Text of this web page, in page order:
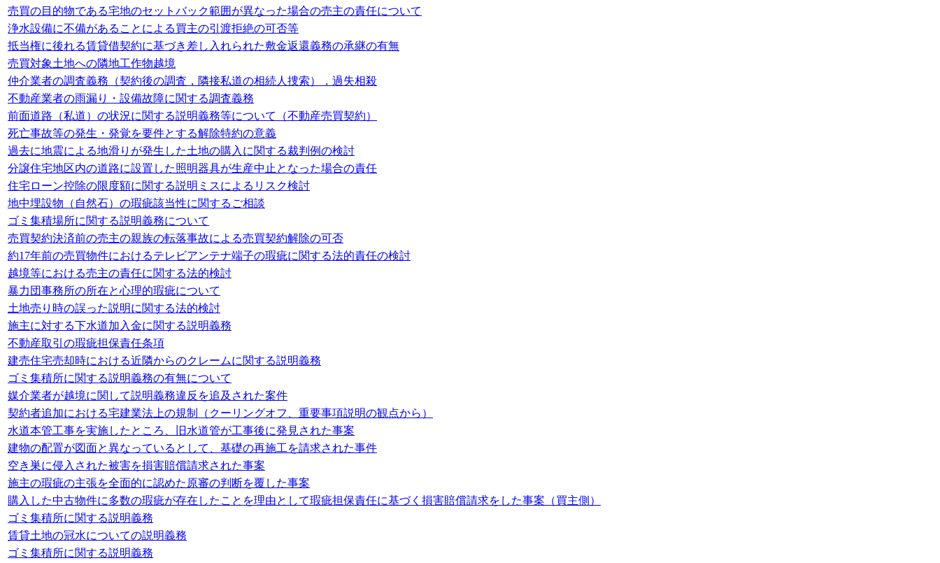
売買の目的物である宅地のセットバック範囲が異なった場合の売主の責任について
浄水設備に不備があることによる買主の引渡拒絶の可否等
抵当権に後れる賃貸借契約に基づき差し入れられた敷金返還義務の承継の有無
売買対象土地への隣地工作物越境
仲介業者の調査義務（契約後の調査，隣接私道の相続人捜索），過失相殺
不動産業者の雨漏り・設備故障に関する調査義務
前面道路（私道）の状況に関する説明義務等について（不動産売買契約）
死亡事故等の発生・発覚を要件とする解除特約の意義
過去に地震による地滑りが発生した土地の購入に関する裁判例の検討
分譲住宅地区内の道路に設置した照明器具が生産中止となった場合の責任
住宅ローン控除の限度額に関する説明ミスによるリスク検討
地中埋設物（自然石）の瑕疵該当性に関するご相談
ゴミ集積場所に関する説明義務について
売買契約決済前の売主の親族の転落事故による売買契約解除の可否
約17年前の売買物件におけるテレビアンテナ端子の瑕疵に関する法的責任の検討
越境等における売主の責任に関する法的検討
暴力団事務所の所在と心理的瑕疵について
土地売り時の誤った説明に関する法的検討
施主に対する下水道加入金に関する説明義務
不動産取引の瑕疵担保責任条項
建売住宅売却時における近隣からのクレームに関する説明義務
ゴミ集積所に関する説明義務の有無について
媒介業者が越境に関して説明義務違反を追及された案件
契約者追加における宅建業法上の規制（クーリングオフ、重要事項説明の観点から）
水道本管工事を実施したところ、旧水道管が工事後に発見された事案
建物の配置が図面と異なっているとして、基礎の再施工を請求された事件
空き巣に侵入された被害を損害賠償請求された事案
施主の瑕疵の主張を全面的に認めた原審の判断を覆した事案
購入した中古物件に多数の瑕疵が存在したことを理由として瑕疵担保責任に基づく損害賠償請求をした事案（買主側）
ゴミ集積所に関する説明義務
賃貸土地の冠水についての説明義務
ゴミ集積所に関する説明義務